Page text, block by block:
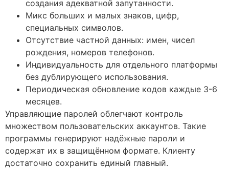
создания адекватной запутанности.
Микс больших и малых знаков, цифр,
специальных символов.
Отсутствие частной данных: имен, чисел
рождения, номеров телефонов.
Индивидуальность для отдельного платформы
без дублирующего использования.
Периодическая обновление кодов каждые 3-6
месяцев.
Управляющие паролей облегчают контроль
множеством пользовательских аккаунтов. Такие
программы генерируют надёжные пароли и
содержат их в защищённом формате. Клиенту
достаточно сохранить единый главный.